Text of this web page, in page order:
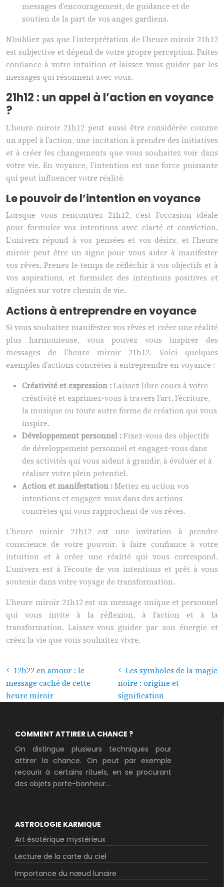
messages d’encouragement, de guidance et de
soutien de la part de vos anges gardiens.
N’oubliez pas que l’interprétation de l’heure miroir 21h12
est subjective et dépend de votre propre perception. Faites
confiance à votre intuition et laissez-vous guider par les
messages qui résonnent avec vous.
21h12 : un appel à l’action en voyance
?
L’heure miroir 21h12 peut aussi être considérée comme
un appel à l’action, une incitation à prendre des initiatives
et à créer les changements que vous souhaitez voir dans
votre vie. En voyance, l’intention est une force puissante
qui peut influencer votre réalité.
Le pouvoir de l’intention en voyance
Lorsque vous rencontrez 21h12, c’est l’occasion idéale
pour formuler vos intentions avec clarté et conviction.
L’univers répond à vos pensées et vos désirs, et l’heure
miroir peut être un signe pour vous aider à manifester
vos rêves. Prenez le temps de réfléchir à vos objectifs et à
vos aspirations, et formulez des intentions positives et
alignées sur votre chemin de vie.
Actions à entreprendre en voyance
Si vous souhaitez manifester vos rêves et créer une réalité
plus harmonieuse, vous pouvez vous inspirer des
messages de l’heure miroir 21h12. Voici quelques
exemples d’actions concrètes à entreprendre en voyance :
Créativité et expression :Laissez libre cours à votre
créativité et exprimez-vous à travers l’art, l’écriture,
la musique ou toute autre forme de création qui vous
inspire.
Développement personnel :Fixez-vous des objectifs
de développement personnel et engagez-vous dans
des activités qui vous aident à grandir, à évoluer et à
réaliser votre plein potentiel.
Action et manifestation :Mettez en action vos
intentions et engagez-vous dans des actions
concrètes qui vous rapprochent de vos rêves.
L’heure miroir 21h12 est une invitation à prendre
conscience de votre pouvoir, à faire confiance à votre
intuition et à créer une réalité qui vous correspond.
L’univers est à l’écoute de vos intentions et prêt à vous
soutenir dans votre voyage de transformation.
L’heure miroir 21h12 est un message unique et personnel
qui vous invite à la réflexion, à l’action et à la
transformation. Laissez-vous guider par son énergie et
créez la vie que vous souhaitez vivre.
12h22 en amour : le
message caché de cette
heure miroir
Les symboles de la magie
noire : origine et
signification
COMMENT ATTIRER LA CHANCE ?
On distingue plusieurs techniques pour
attirer la chance. On peut par exemple
recourir à certains rituels, en se procurant
des objets porte-bonheur...
ASTROLOGIE KARMIQUE
Art ésotérique mystérieux
Lecture de la carte du ciel
Importance du nœud lunaire